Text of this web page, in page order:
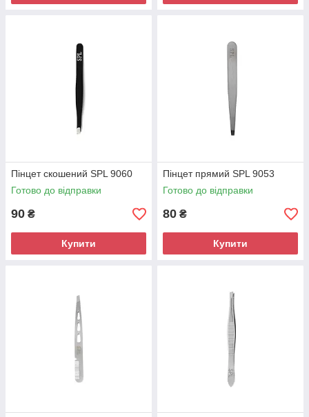
Пінцет скошений SPL 9060
Готово до відправки
90 ₴
Купити
Пінцет прямий SPL 9053
Готово до відправки
80 ₴
Купити